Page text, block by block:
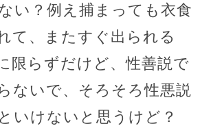
い？例え捕まっても衣食
て、またすぐ出られる
限らずだけど、性善説で
ないで、そろそろ性悪説
いけないと思うけど？